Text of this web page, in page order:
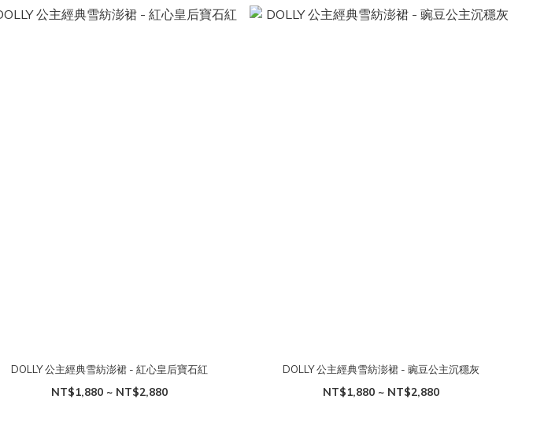
DOLLY 公主經典雪紡澎裙 - 紅心皇后寶石紅
NT$1,880 ~ NT$2,880
DOLLY 公主經典雪紡澎裙 - 豌豆公主沉穩灰
NT$1,880 ~ NT$2,880